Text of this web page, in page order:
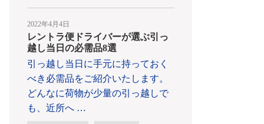
2022年4月4日
レントラ便ドライバーが選ぶ引っ
越し当日の必需品8選
引っ越し当日に手元に持っておく
べき必需品をご紹介いたします。
どんなに荷物が少量の引っ越しで
も、近所へ …